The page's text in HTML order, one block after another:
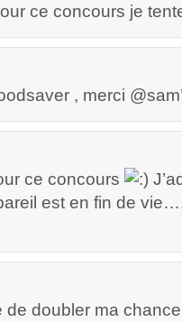
ce concours je
, merci
ce concours
est en fin de
de doubler ma